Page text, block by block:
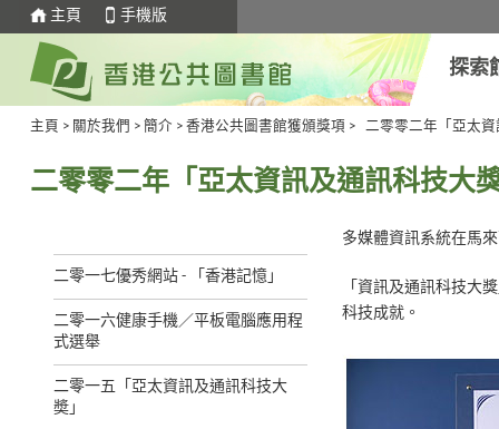
主頁 手機版
探索
主頁 > 關於我們 > 簡介 > 香港公共圖書館獲頒獎項 > 二零零二年「亞太
二零零二年「亞太資訊及通訊科技大
二零一七優秀網站 - 「香港記憶」
二零一六健康手機／平板電腦應用程
式選舉
二零一五「亞太資訊及通訊科技大
奬」
多媒體資訊系統在馬
「資訊及通訊科技大
科技成就。